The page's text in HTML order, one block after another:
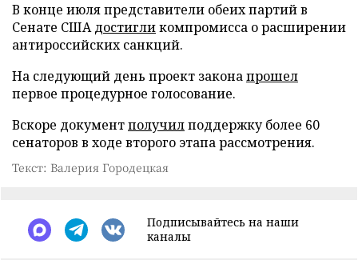
В конце июля представители обеих партий в
Сенате СШАдостигликомпромисса о расширении
антироссийских санкций.
На следующий день проект законапрошел
первое процедурное голосование.
Вскоре документполучилподдержку более 60
сенаторов в ходе второго этапа рассмотрения.
Текст: Валерия Городецкая
Подписывайтесь на наши
каналы